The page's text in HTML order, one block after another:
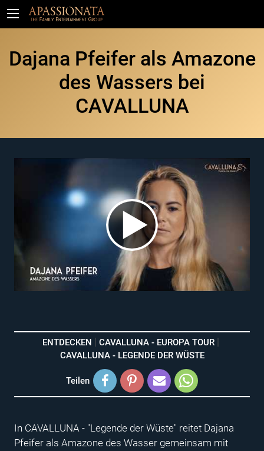
Dajana Pfeifer als Amazone
des Wassers bei
CAVALLUNA
ENTDECKEN
CAVALLUNA - EUROPA TOUR
CAVALLUNA - LEGENDE DER WÜSTE
Teilen
In CAVALLUNA - "Legende der Wüste" reitet Dajana
Pfeifer als Amazone des Wasser gemeinsam mit